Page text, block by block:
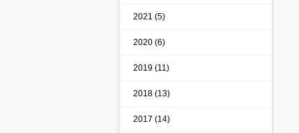
2021 (5)
2020 (6)
2019 (11)
2018 (13)
2017 (14)